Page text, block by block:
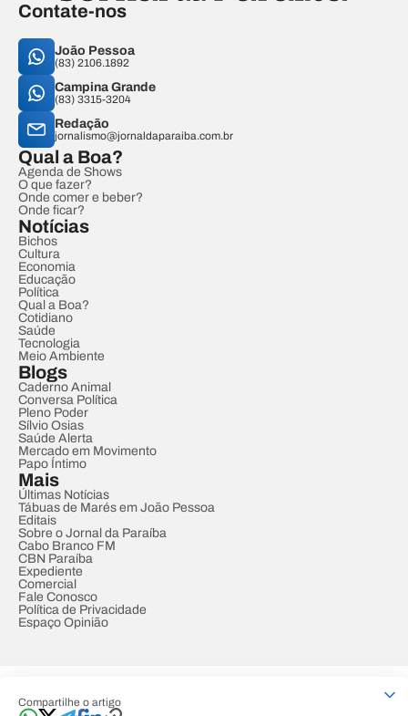
Compartilhe o artigo
Contate-nos
João Pessoa
(83) 2106.1892
Campina Grande
(83) 3315-3204
Redação
jornalismo@jornaldaparaiba.com.br
Qual a Boa?
Agenda de Shows
O que fazer?
Onde comer e beber?
Onde ficar?
Notícias
Bichos
Cultura
Economia
Educação
Política
Qual a Boa?
Cotidiano
Saúde
Tecnologia
Meio Ambiente
Blogs
Caderno Animal
Conversa Política
Pleno Poder
Sílvio Osias
Saúde Alerta
Mercado em Movimento
Papo Íntimo
Mais
Últimas Notícias
Tábuas de Marés em João Pessoa
Editais
Sobre o Jornal da Paraíba
Cabo Branco FM
CBN Paraíba
Expediente
Comercial
Fale Conosco
Política de Privacidade
Espaço Opinião